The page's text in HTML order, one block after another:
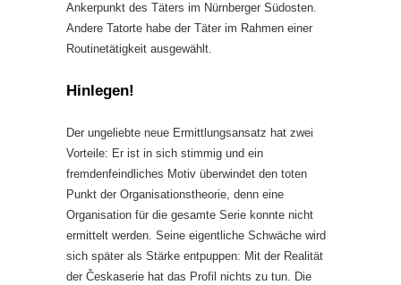
Ankerpunkt des Täters im Nürnberger Südosten.
Andere Tatorte habe der Täter im Rahmen einer
Routinetätigkeit ausgewählt.
Hinlegen!
Der ungeliebte neue Ermittlungsansatz hat zwei
Vorteile: Er ist in sich stimmig und ein
fremdenfeindliches Motiv überwindet den toten
Punkt der Organisationstheorie, denn eine
Organisation für die gesamte Serie konnte nicht
ermittelt werden. Seine eigentliche Schwäche wird
sich später als Stärke entpuppen: Mit der Realität
der Českaserie hat das Profil nichts zu tun. Die